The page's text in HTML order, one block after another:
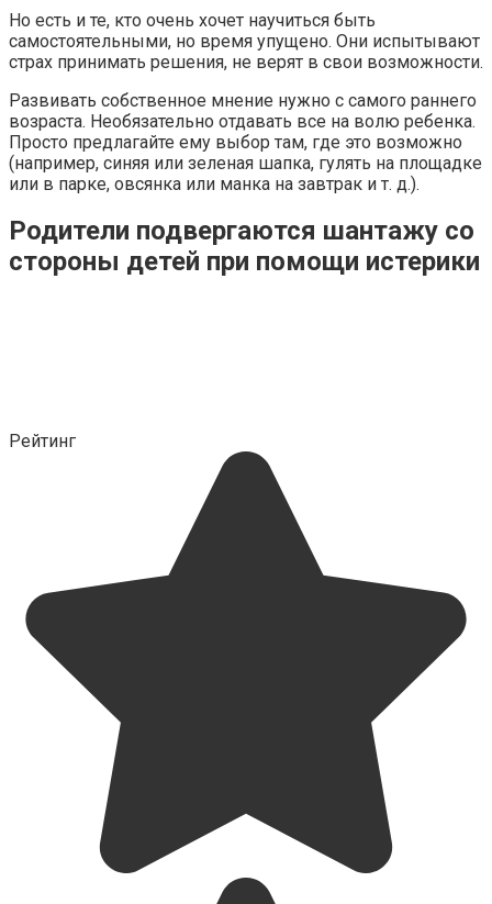
Но есть и те, кто очень хочет научиться быть
самостоятельными, но время упущено. Они испытывают
страх принимать решения, не верят в свои возможности.
Развивать собственное мнение нужно с самого раннего
возраста. Необязательно отдавать все на волю ребенка.
Просто предлагайте ему выбор там, где это возможно
(например, синяя или зеленая шапка, гулять на площадке
или в парке, овсянка или манка на завтрак и т. д.).
Родители подвергаются шантажу со
стороны детей при помощи истерики
Рейтинг